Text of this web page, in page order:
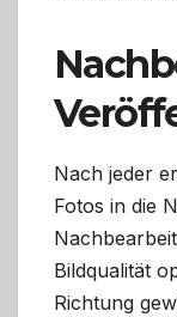
Nach jeder
Fotos in die
Bildqualität
Richtung